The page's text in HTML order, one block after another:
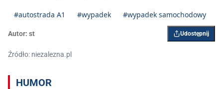
#autostrada A1 #wypadek #wypadek samochodowy
Autor: st Udostępnij
Źródło: niezalezna.pl
HUMOR